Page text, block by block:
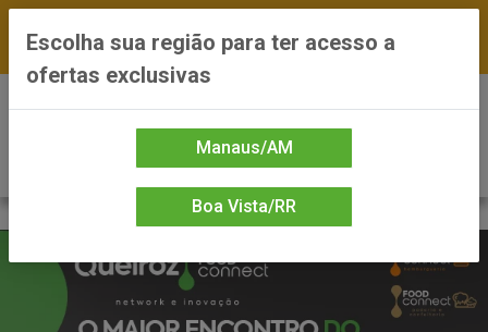
*Preços exclusivos do site — Entrega em até 24h
Escolha sua região para ter acesso a
ofertas exclusivas
Manaus/AM
Boa Vista/RR